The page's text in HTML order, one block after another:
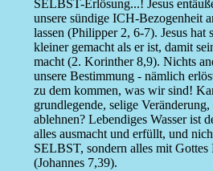
SELBST-Erlösung...! Jesus
unsere sündige ICH-Bezogenheit
lassen (Philipper 2, 6-7). Jesus hat
kleiner gemacht als er ist, damit
macht (2. Korinther 8,9). Nichts
unsere Bestimmung - nämlich
zu dem kommen, was wir sind!
grundlegende, selige Veränderung,
ablehnen? Lebendiges Wasser ist
alles ausmacht und erfüllt, und
SELBST, sondern alles mit
(Johannes 7,39).